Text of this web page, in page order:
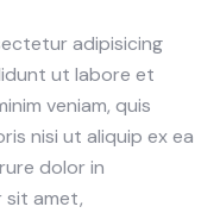
adipisicing
ut labore et
veniam, quis
nisi ut aliquip ex ea
dolor in
sit amet,